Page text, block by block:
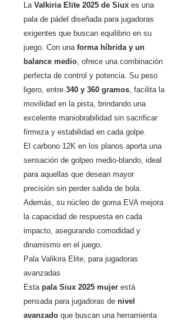
La Valkiria Elite 2025 de Siux es una
pala de pádel diseñada para jugadoras
exigentes que buscan equilibrio en su
juego. Con unaforma híbrida y un
balance medio, ofrece una combinación
perfecta de control y potencia. Su peso
ligero, entre 340 y 360 gramos, facilita la
movilidad en la pista, brindando una
excelente maniobrabilidad sin sacrificar
firmeza y estabilidad en cada golpe.
El carbono 12K en los planos aporta una
sensación de golpeo medio-blando, ideal
para aquellas que desean mayor
precisión sin perder salida de bola.
Además, su núcleo de goma EVA mejora
la capacidad de respuesta en cada
impacto, asegurando comodidad y
dinamismo en el juego.
Pala Valikira Elite, para jugadoras
avanzadas
Esta pala Siux 2025 mujer está
pensada para jugadoras de nivel
avanzado que buscan una herramienta